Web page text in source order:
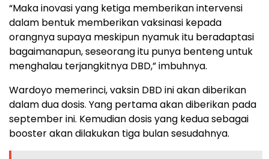
“Maka inovasi yang ketiga memberikan intervensi
dalam bentuk memberikan vaksinasi kepada
orangnya supaya meskipun nyamuk itu beradaptasi
bagaimanapun, seseorang itu punya benteng untuk
menghalau terjangkitnya DBD,” imbuhnya.
Wardoyo memerinci, vaksin DBD ini akan diberikan
dalam dua dosis. Yang pertama akan diberikan pada
september ini. Kemudian dosis yang kedua sebagai
booster akan dilakukan tiga bulan sesudahnya.